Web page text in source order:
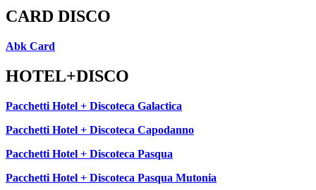
CARD DISCO
Abk Card
HOTEL+DISCO
Pacchetti Hotel + Discoteca Galactica
Pacchetti Hotel + Discoteca Capodanno
Pacchetti Hotel + Discoteca Pasqua
Pacchetti Hotel + Discoteca Pasqua Mutonia